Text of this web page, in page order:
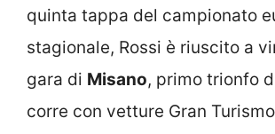
quinta tappa del campionato
stagionale, Rossi è riuscito a
gara di Misano, primo trionfo
corre con vetture Gran